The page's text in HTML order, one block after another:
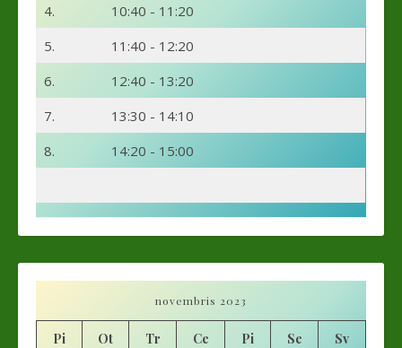
4.
10:40 - 11:20
5.
11:40 - 12:20
6.
12:40 - 13:20
7.
13:30 - 14:10
8.
14:20 - 15:00
novembris 2023
Pi Ot Tr Ce Pi Se Sv